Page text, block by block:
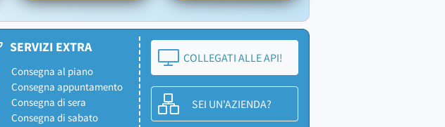
SERVIZI EXTRA
Consegna al piano
Consegna appuntamento
Consegna di sera
Consegna di sabato
COLLEGATI ALLE API!
SEI UN'AZIENDA?